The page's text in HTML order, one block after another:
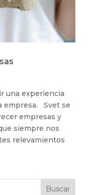
una experiencia
empresa. Svet se
empresas y
siempre nos
relevamientos